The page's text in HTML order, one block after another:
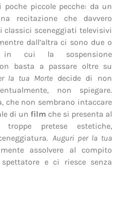
poche piccole pecche: da un
recitazione che davvero
classici sceneggiati televisivi
dall’altra ci sono due o
cui la sospensione
basta a passare oltre su
la tua Mortedecide di non
non spiegare.
che non sembrano intaccare
di un film che si presenta al
troppe pretese estetiche,
Auguri per la tua
assolvere al compito
spettatore e ci riesce senza